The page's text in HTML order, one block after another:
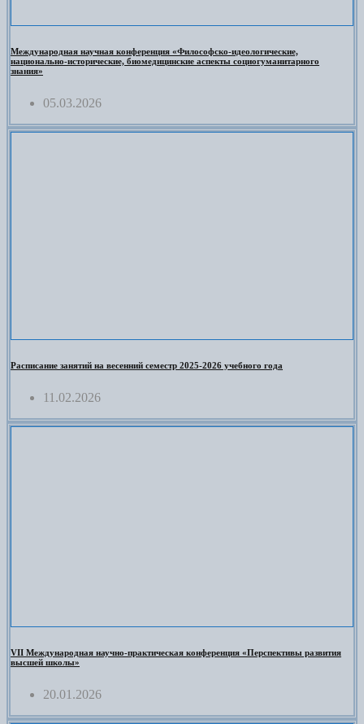
Международная научная конференция «Философско-идеологические,
национально-исторические, биомедицинские аспекты социогуманитарного
знания»
05.03.2026
Расписание занятий на весенний семестр 2025-2026 учебного года
11.02.2026
VII Международная научно-практическая конференция «Перспективы развития
высшей школы»
20.01.2026